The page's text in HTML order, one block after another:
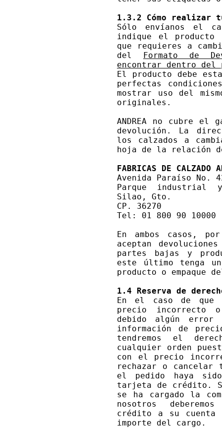
1.3.2 Cómo realizar
Sólo envíanos el
indique el producto
que requieres a
del Formato de
encontrar dentro del
El producto debe
perfectas
mostrar uso del
originales.
ANDREA no cubre el
devolución. La
los calzados a
hoja de la relación
FABRICAS DE
Avenida Paraíso No.
Parque industrial
Silao, Gto.
CP. 36270
Tel: 01 800 90 10000
En ambos casos,
aceptan
partes bajas y
este último tenga
producto o empaque
1.4
Reserva de
En el caso de que
precio incorrecto
debido algún
información de
tendremos el
cualquier orden
con el precio
rechazar o cancelar
el pedido haya
tarjeta de crédito.
se ha cargado la
nosotros
crédito a su
importe del cargo.